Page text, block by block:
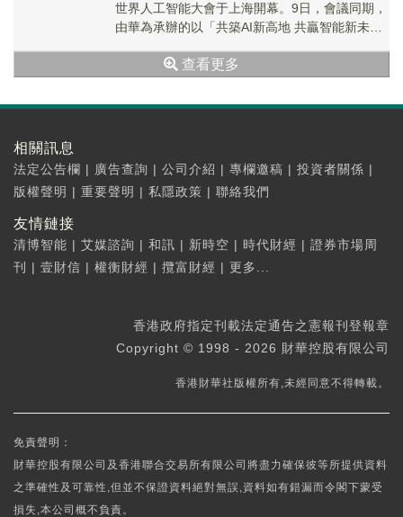
世界人工智能大會于上海開幕。9日，會議同期，
由華為承辦的以「共築AI新高地 共贏智能新未
查看更多
相關訊息
法定公告欄 | 廣告查詢 | 公司介紹 | 專欄邀稿 | 投資者關係 |
版權聲明 | 重要聲明 | 私隱政策 | 聯絡我們
友情鏈接
清博智能 | 艾媒諮詢 | 和訊 | 新時空 | 時代財經 | 證券市場周
刊
| 壹財信 | 權衡財經 | 攬富財經 | 更多...
香港政府指定刊載法定通告之憲報刊登報章
Copyright © 1998 - 2026 財華控股有限公司
香港財華社版權所有,未經同意不得轉載。
免責聲明：
財華控股有限公司及香港聯合交易所有限公司將盡力確保彼等所提供資料
之準確性及可靠性,但並不保證資料絕對無誤,資料如有錯漏而令閣下蒙受
損失,本公司概不負責。